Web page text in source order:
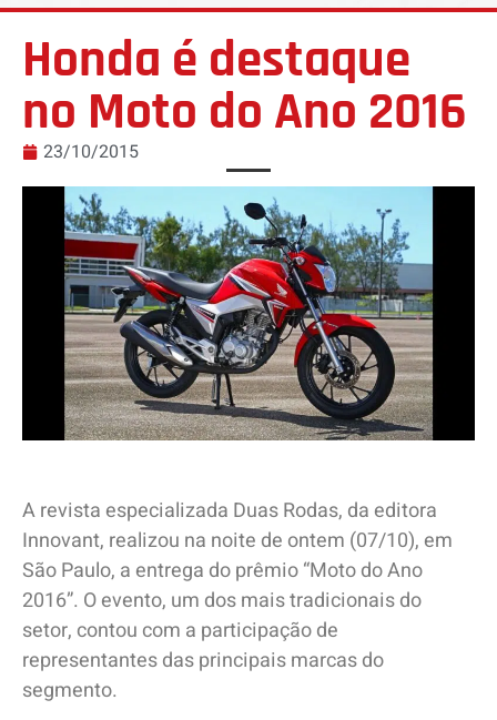
Honda é destaque
no Moto do Ano 2016
23/10/2015
A revista especializada Duas Rodas, da editora
Innovant, realizou na noite de ontem (07/10), em
São Paulo, a entrega do prêmio “Moto do Ano
2016”. O evento, um dos mais tradicionais do
setor, contou com a participação de
representantes das principais marcas do
segmento.